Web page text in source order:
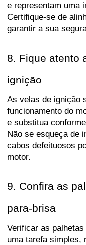
e representam uma
Certifique-se de
garantir a sua
8. Fique atento
ignição
As velas de ignição
funcionamento do
e substitua
Não se esqueça de
cabos defeituosos
motor.
9. Confira as
para-brisa
Verificar as
uma tarefa simples,